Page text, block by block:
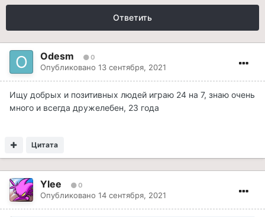
Ответить
Odesm 0
Опубликовано 13 сентября, 2021
Ищу добрых и позитивных людей играю 24 на 7, знаю очень
много и всегда дружелебен, 23 года
Цитата
Ylee 0
Опубликовано 14 сентября, 2021